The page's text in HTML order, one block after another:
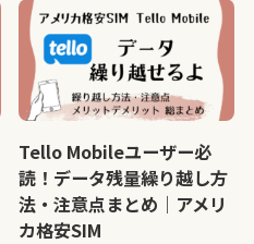
Tello Mobileユーザー必
読！データ残量繰り越し方
法・注意点まとめ｜アメリ
カ格安SIM